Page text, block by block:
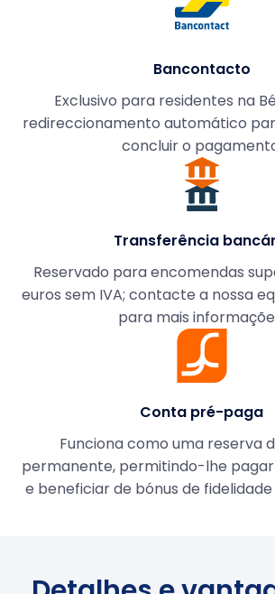
Bancontacto
Exclusivo para residentes na
redireccionamento automático
concluir o
Transferência
Reservado para encomendas
euros sem IVA; contacte a nossa
para mais
Conta pré-paga
Funciona como uma reserva
permanente, permitindo-lhe
e beneficiar de bónus de